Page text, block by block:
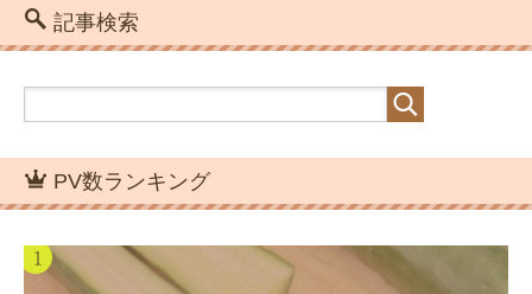
記事検索
PV数ランキング